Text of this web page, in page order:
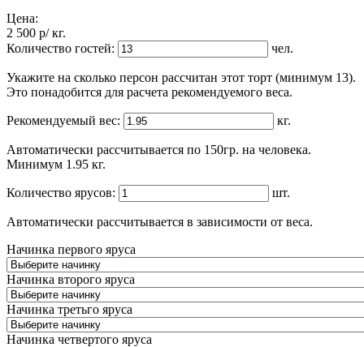
Цена:
2 500 p/ кг.
Количество гостей:
чел.
Укажите на сколько персон рассчитан этот торт (минимум 13).
Это понадобится для расчета рекомендуемого веса.
Рекомендуемый вес: кг.
Автоматически рассчитывается по 150гр. на человека.
Минимум 1.95 кг.
Количество ярусов: шт.
Автоматически рассчитывается в зависимости от веса.
Начинка первого яруса
Начинка второго яруса
Начинка третьго яруса
Начинка четвертого яруса